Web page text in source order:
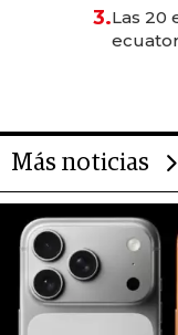
3.Las 20
Más noticias